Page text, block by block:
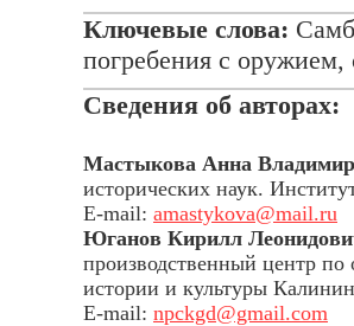
Ключевые слова:
погребения с оружием,
Сведения об авторах:
Мастыкова Анна
исторических наук.
E-mail: amastykova@mail.ru
Юганов Кирилл
производственный центр по
истории и культуры
E-mail: npckgd@gmail.com